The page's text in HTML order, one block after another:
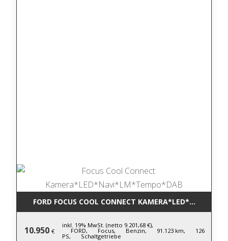
FORD FOCUS COOL CONNECT
10.950 €
inkl. 19% MwSt. (netto 9.201,68 €),
FORD, Focus, Benzin, 91.123 km, 126
PS, Schaltgetriebe